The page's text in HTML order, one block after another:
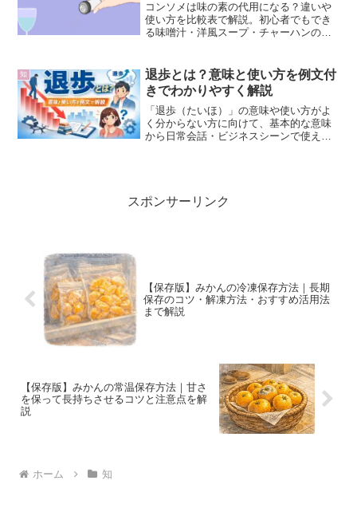
コンソメは味の素の代用になる？違いや
使い方を比較表で解説。初心者でもでき
る味噌汁・洋風スープ・チャーハンの簡
知
退歩とは？意味と使い方を例文付
きでわかりやすく解説
「退歩（たいほ）」の意味や使い方がよ
く分からない方に向けて、基本的な意味
から日常会話・ビジネスシーンで使える
スポンサーリンク
【保存版】みかんの冷凍保存方法｜長期
保存のコツ・解凍方法・おすすめ活用法
まで解説
【保存版】みかんの常温保存方法｜甘さ
を保って長持ちさせるコツと注意点を解
説
ホーム 知